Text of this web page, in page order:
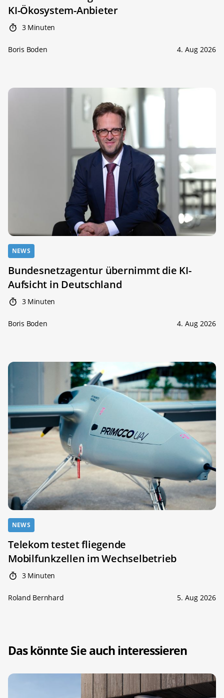
KI-Ökosystem-Anbieter
3 Minuten
Boris Boden 4. Aug 2026
NEWS
Bundesnetzagentur übernimmt die KI-
Aufsicht in Deutschland
3 Minuten
Boris Boden 4. Aug 2026
NEWS
Telekom testet fliegende
Mobilfunkzellen im Wechselbetrieb
3 Minuten
Roland Bernhard 5. Aug 2026
Das könnte Sie auch interessieren